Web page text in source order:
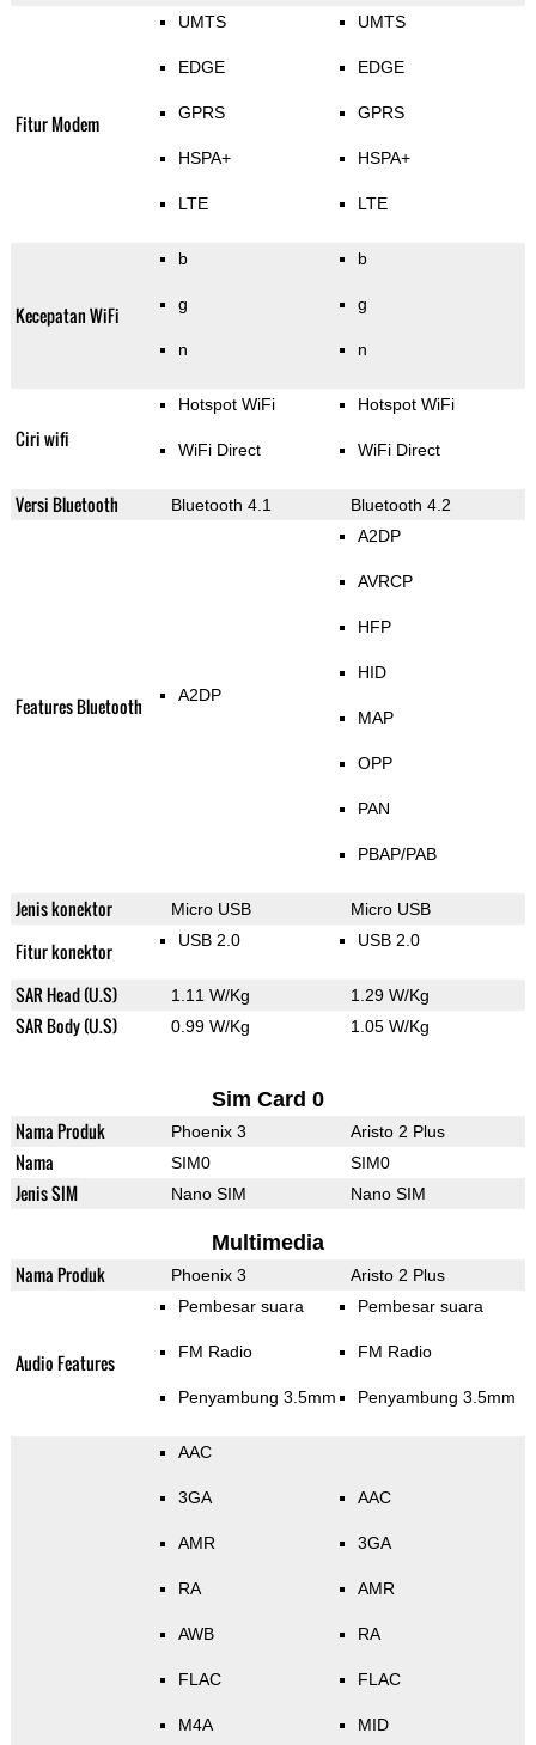
Fitur Modem
UMTS
EDGE
GPRS
HSPA+
LTE
UMTS
EDGE
GPRS
HSPA+
LTE
Kecepatan WiFi
b
g
n
b
g
n
Ciri wifi
Hotspot WiFi
WiFi Direct
Hotspot WiFi
WiFi Direct
Versi Bluetooth Bluetooth 4.1 Bluetooth 4.2
Features Bluetooth A2DP
A2DP
AVRCP
HFP
HID
MAP
OPP
PAN
PBAP/PAB
Jenis konektor Micro USB Micro USB
Fitur konektor USB 2.0 USB 2.0
SAR Head (U.S) 1.11 W/Kg 1.29 W/Kg
SAR Body (U.S) 0.99 W/Kg 1.05 W/Kg
Sim Card 0
Nama Produk Phoenix 3 Aristo 2 Plus
Nama SIM0 SIM0
Jenis SIM Nano SIM Nano SIM
Multimedia
Nama Produk Phoenix 3 Aristo 2 Plus
Audio Features
Pembesar suara
FM Radio
Penyambung 3.5mm
Pembesar suara
FM Radio
Penyambung 3.5mm
AAC
3GA
AMR
RA
AWB
FLAC
M4A
AAC
3GA
AMR
RA
FLAC
MID